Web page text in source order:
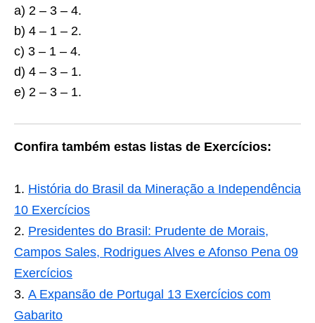
a) 2 – 3 – 4.
b) 4 – 1 – 2.
c) 3 – 1 – 4.
d) 4 – 3 – 1.
e) 2 – 3 – 1.
Confira também estas listas de Exercícios:
História do Brasil da Mineração a Independência
10 Exercícios
Presidentes do Brasil: Prudente de Morais,
Campos Sales, Rodrigues Alves e Afonso Pena 09
Exercícios
A Expansão de Portugal 13 Exercícios com
Gabarito